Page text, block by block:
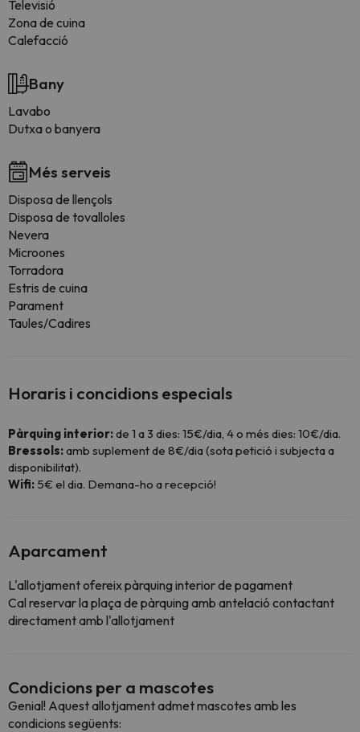
Televisió
Zona de cuina
Calefacció
Bany
Lavabo
Dutxa o banyera
Més serveis
Disposa de llençols
Disposa de tovalloles
Nevera
Microones
Torradora
Estris de cuina
Parament
Taules/Cadires
Horaris i concidions especials
Pàrquing interior:de 1 a 3 dies: 15€/dia, 4 o més dies: 10€/dia.
Bressols:amb suplement de 8€/dia (sota petició i subjecta a
disponibilitat).
Wifi: 5€ el dia. Demana-ho a recepció!
Aparcament
L'allotjament ofereix pàrquing interior de pagament
Cal reservar la plaça de pàrquing amb antelació contactant
directament amb l'allotjament
Condicions per a mascotes
Genial! Aquest allotjament admet mascotes amb les
condicions següents: